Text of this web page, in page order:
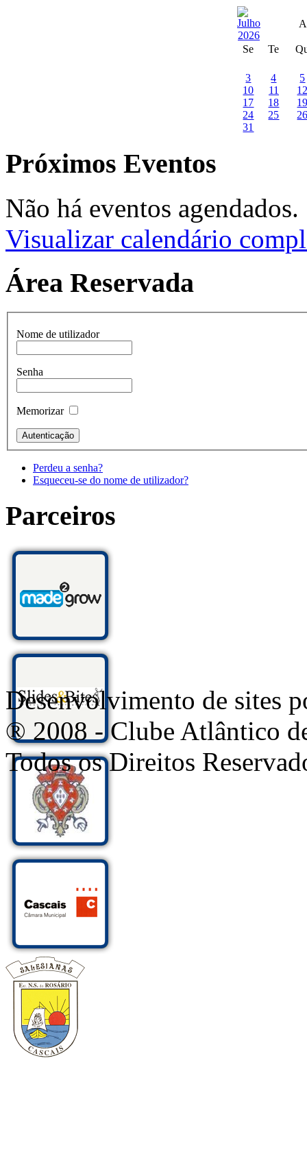
Se Te
3 4
5
10
11
17
18
24
25
31
Próximos Eventos
Não há eventos agendados.
Visualizar calendário
Área Reservada
Nome de utilizador
Senha
Memorizar
Perdeu a senha?
Esqueceu-se do nome de utilizador?
Parceiros
Desenvolvimento de sites
® 2008 - Clube Atlântico
Todos os Direitos